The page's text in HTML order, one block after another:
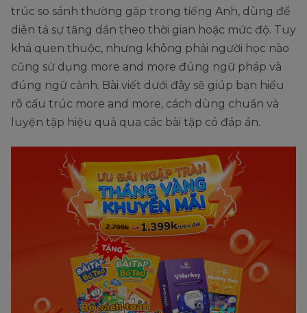
trúc so sánh thường gặp trong tiếng Anh, dùng để
diễn tả sự tăng dần theo thời gian hoặc mức độ. Tuy
khá quen thuộc, nhưng không phải người học nào
cũng sử dụng more and more đúng ngữ pháp và
đúng ngữ cảnh. Bài viết dưới đây sẽ giúp bạn hiểu
rõ cấu trúc more and more, cách dùng chuẩn và
luyện tập hiệu quả qua các bài tập có đáp án.